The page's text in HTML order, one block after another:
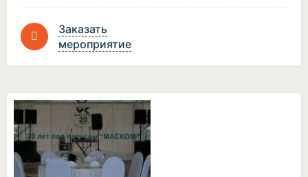
Заказать
мероприятие